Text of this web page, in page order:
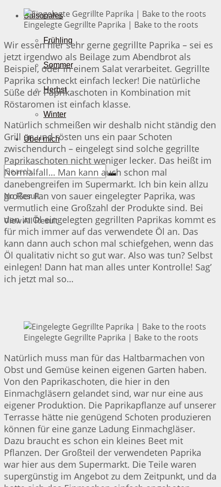
Saisonales
Frühling
Sommer
Herbst
Winter
Über mich
No Result
View All Result
Eingelegte Gegrillte Paprika | Bake to the roots
Wir essen hier sehr gerne gegrillte Paprika – sei es
jetzt irgendwo als Beilage zum Abendbrot als
Beispiel, oder in einem Salat verarbeitet. Gegrillte
Paprika schmeckt einfach lecker! Die natürliche
Süße der Paprikaschoten in Kombination mit
Röstaromen ist einfach klasse.
Natürlich schmeißen wir deshalb nicht ständig den
Grill an und rösten uns ein paar Schoten
zwischendurch – eingelegt sind solche gegrillte
Paprikaschoten nicht weniger lecker. Das heißt im
Normalfall… Man kann auch schon mal
danebengreifen im Supermarkt. Ich bin kein allzu
großer Fan von sauer eingelegter Paprika, was
vermutlich eine Großzahl der Produkte sind. Bei
den in Öl eingelegten gegrillten Paprikas kommt es
für mich immer auf das verwendete Öl an. Das
kann dann auch schon mal schiefgehen, wenn das
Öl qualitativ nicht so gut war. Also was tun? Selbst
einlegen! Dann hat man alles unter Kontrolle! Sag’
ich jetzt mal so…
Eingelegte Gegrillte Paprika | Bake to the roots
Natürlich muss man für das Haltbarmachen von
Obst und Gemüse keinen eigenen Garten haben.
Von den Paprikaschoten, die hier in den
Einmachgläsern gelandet sind, war nur eine aus
eigener Produktion. Die Paprikapflanze auf unserer
Terrasse hätte nie genügend Schoten produzieren
können für eine ganze Ladung Einmachgläser.
Dazu braucht es schon ein kleines Beet mit
Pflanzen. Der Großteil der verwendeten Paprika
war hier aus dem Supermarkt. Die Teile waren
supergünstig im Angebot zu dem Zeitpunkt, und da